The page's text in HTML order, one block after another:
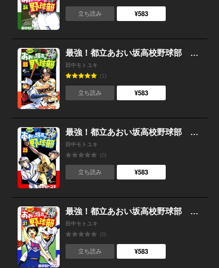
立ち読み ¥583
最強！都立あおい坂高校野球部 （23）
田中モトユキ
(1)
立ち読み ¥583
最強！都立あおい坂高校野球部 （22）
田中モトユキ
(0)
立ち読み ¥583
最強！都立あおい坂高校野球部 （21）
田中モトユキ
(0)
立ち読み ¥583